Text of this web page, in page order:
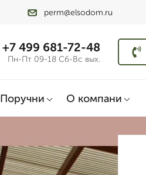
perm@elsodom.ru
+7 499 681-72-48
Пн-Пт 09-18 Сб-Вс вых.
Поручни О компани